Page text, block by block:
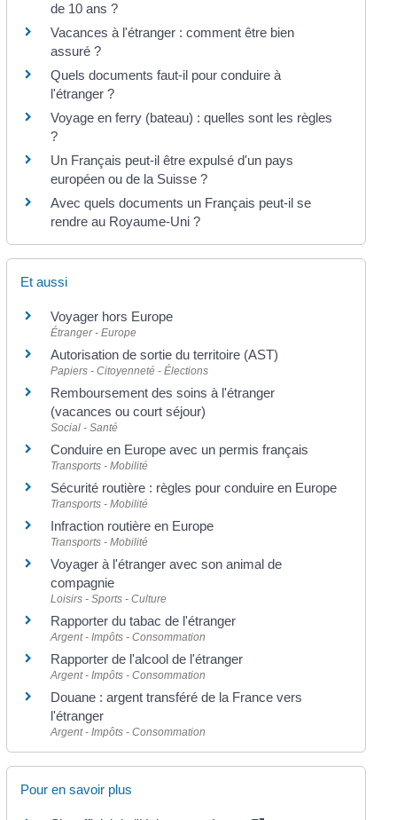
de 10 ans ?
Vacances à l'étranger : comment être bien
assuré ?
Quels documents faut-il pour conduire à
l'étranger ?
Voyage en ferry (bateau) : quelles sont les règles
?
Un Français peut-il être expulsé d'un pays
européen ou de la Suisse ?
Avec quels documents un Français peut-il se
rendre au Royaume-Uni ?
Et aussi
Voyager hors Europe
Étranger - Europe
Autorisation de sortie du territoire (AST)
Papiers - Citoyenneté - Élections
Remboursement des soins à l'étranger
(vacances ou court séjour)
Social - Santé
Conduire en Europe avec un permis français
Transports - Mobilité
Sécurité routière : règles pour conduire en Europe
Transports - Mobilité
Infraction routière en Europe
Transports - Mobilité
Voyager à l'étranger avec son animal de
compagnie
Loisirs - Sports - Culture
Rapporter du tabac de l'étranger
Argent - Impôts - Consommation
Rapporter de l'alcool de l'étranger
Argent - Impôts - Consommation
Douane : argent transféré de la France vers
l'étranger
Argent - Impôts - Consommation
Pour en savoir plus